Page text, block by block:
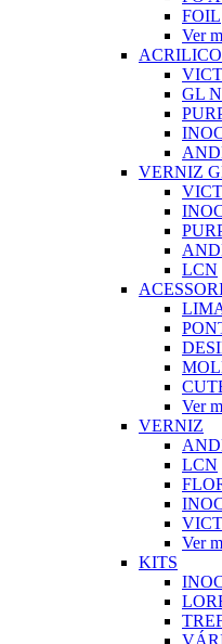
FOIL
Ver
GL
VERNIZ
LCN
Ver
VERNIZ
LCN
Ver
KITS